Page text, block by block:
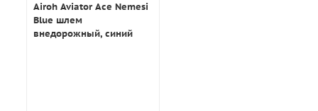
Airoh Aviator Ace Nemesi
Blue шлем
внедорожный, синий